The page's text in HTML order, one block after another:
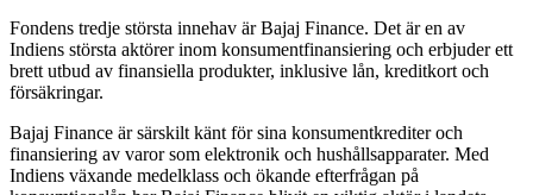
Fondens tredje största innehav är Bajaj Finance. Det är en av
Indiens största aktörer inom konsumentfinansiering och erbjuder ett
brett utbud av finansiella produkter, inklusive lån, kreditkort och
försäkringar.
Bajaj Finance är särskilt känt för sina konsumentkrediter och
finansiering av varor som elektronik och hushållsapparater. Med
Indiens växande medelklass och ökande efterfrågan på